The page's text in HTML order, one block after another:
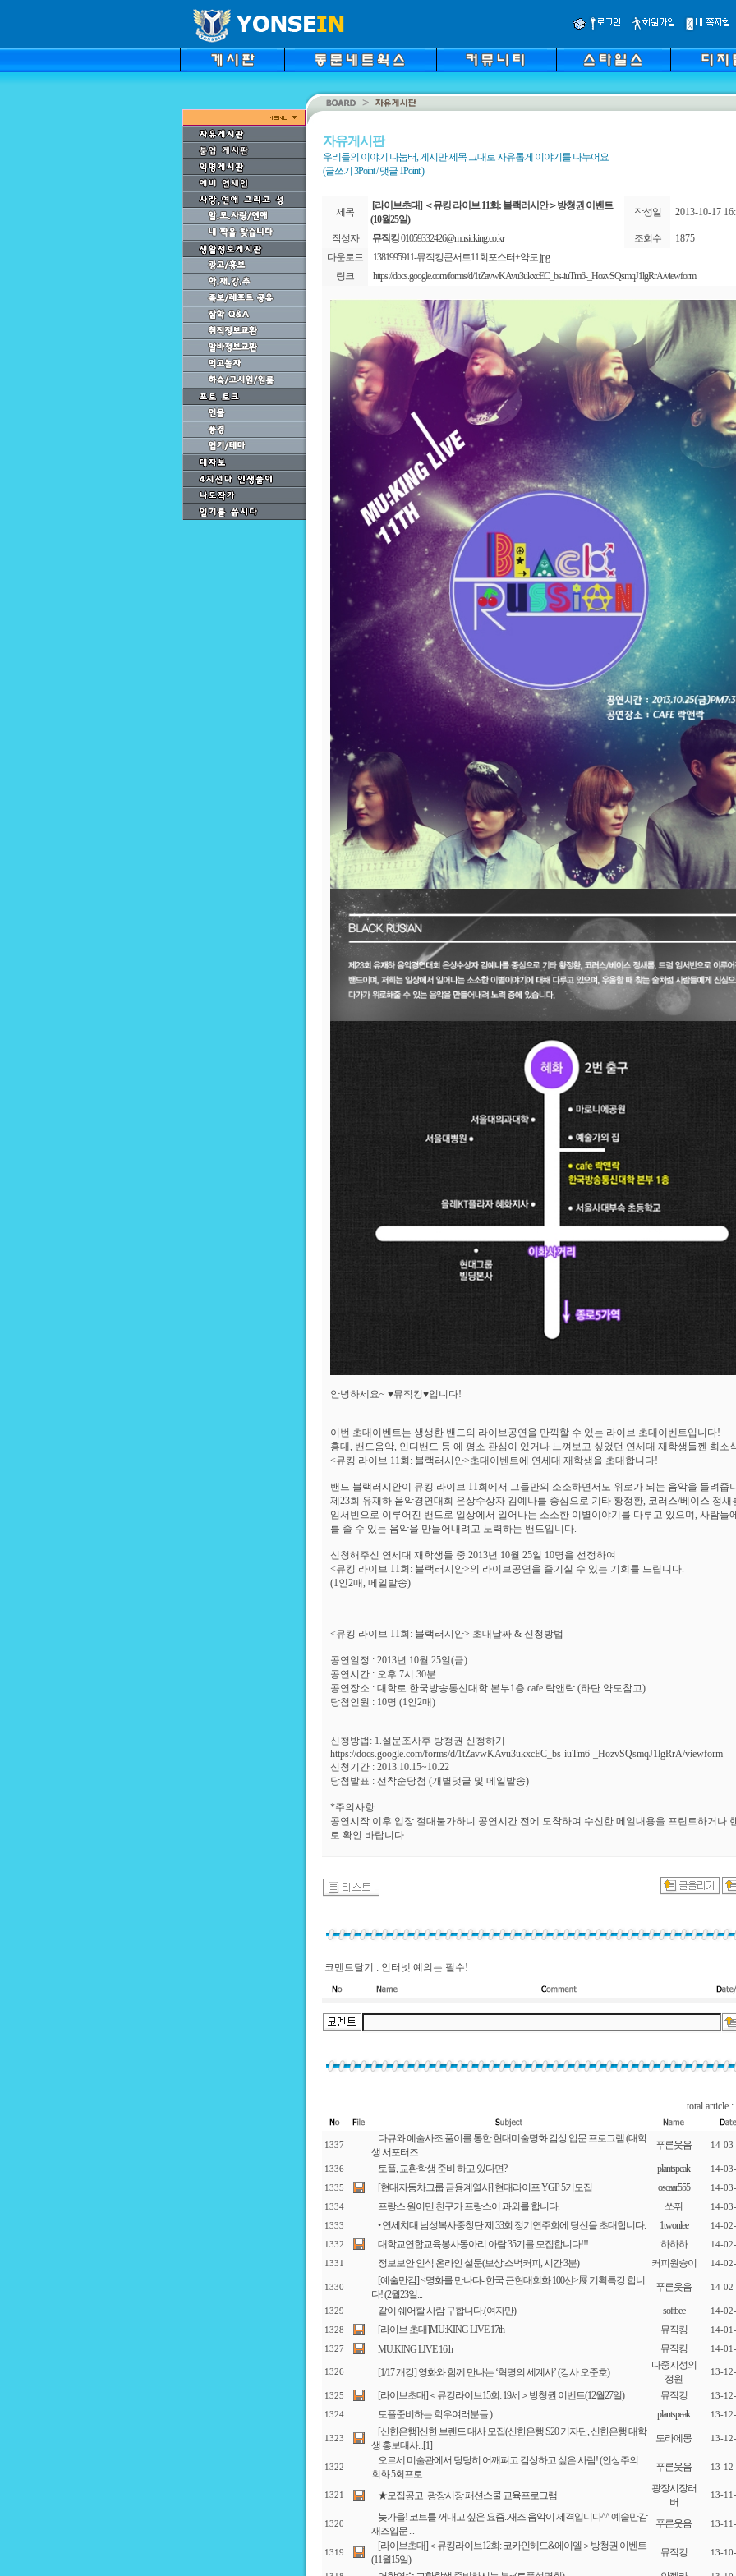
자유게시판
우리들의 이야기 나눔터, 게시만 제목 그대로 자유롭게 이야기를 나누어요
(글쓰기 3Point / 댓글 1Point )
제목
[라이브초대] ＜뮤킹 라이브 11회: 블랙러시안＞방청권 이벤트
(10월25일)
작성일 2013-10-17
작성자 뮤직킹01059332426@musicking.co.kr 조회수
1875
다운로드
1381995911-뮤직킹콘서트11회포스터+약도.jpg
링크
https://docs.google.com/forms/d/1tZavwKAvu3ukxcEC_bs-iuTm6-_HozvSQsmqJ1lgRrA/viewform
안녕하세요~ ♥뮤직킹♥입니다!
이번 초대이벤트는 생생한 밴드의 라이브공연을 만끽할 수 있는 라이브 초대이벤트입니다!
홍대, 밴드음악, 인디밴드 등 에 평소 관심이 있거나 느껴보고 싶었던 연세대 재학생들껜 희소
<뮤킹 라이브 11회: 블랙러시안>초대이벤트에 연세대 재학생을 초대합니다!
밴드 블랙러시안이 뮤킹 라이브 11회에서 그들만의 소소하면서도 위로가 되는 음악을 들려줍
제23회 유재하 음악경연대회 은상수상자 김예나를 중심으로 기타 황정환, 코러스/베이스 정새
임서빈으로 이루어진 밴드로 일상에서 일어나는 소소한 이별이야기를 다루고 있으며, 사람들
를 줄 수 있는 음악을 만들어내려고 노력하는 밴드입니다.
신청해주신 연세대 재학생들 중 2013년 10월 25일 10명을 선정하여
<뮤킹 라이브 11회: 블랙러시안>의 라이브공연을 즐기실 수 있는 기회를 드립니다.
(1인2매, 메일발송)
<뮤킹 라이브 11회: 블랙러시안> 초대날짜 & 신청방법
공연일정 : 2013년 10월 25일(금)
공연시간 : 오후 7시 30분
공연장소 : 대학로 한국방송통신대학 본부1층 cafe 락앤락 (하단 약도참고)
당첨인원 : 10명 (1인2매)
신청방법: 1.설문조사후 방청권 신청하기
https://docs.google.com/forms/d/1tZavwKAvu3ukxcEC_bs-iuTm6-_HozvSQsmqJ1lgRrA/viewform
신청기간 : 2013.10.15~10.22
당첨발표 : 선착순당첨 (개별댓글 및 메일발송)
*주의사항
공연시작 이후 입장 절대불가하니 공연시간 전에 도착하여 수신한 메일내용을 프린트하거나
로 확인 바랍니다.
코멘트달기 : 인터넷 예의는 필수!
total article :
1337
다큐와 예술사조 풀이를 통한 현대미술명화 감상 입문 프로그램 (대학
생 서포터즈 ...
푸른웃음 14-
1336 토플, 교환학생 준비 하고 있다면? plantspeak 14-
1335 [현대자동차그룹 금융계열사] 현대라이프 YGP 5기모집 oscaar555 14-
1334 프랑스 원어민 친구가 프랑스어 과외를 합니다. 쏘퓌 14-
1333 • 연세치대 남성복사중창단 제 33회 정기연주회에 당신을 초대합니다. 1twonlee 14-
1332 대학교연합교육봉사동아리 아람 35기를 모집합니다!!! 하하하 14-
1331 정보보안 인식 온라인 설문(보상:스벅커피, 시간:3분) 커피원슝이 14-
1330
[예술만감] <명화를 만나다- 한국 근현대회화 100선>展 기획특강 합니
다! (2월23일...
푸른웃음 14-
1329 같이 쉐어할 사람 구합니다.(여자만) softbee 14-
1328 [라이브 초대]MU:KING LIVE 17th 뮤직킹 14-
1327 MU:KING LIVE 16th 뮤직킹 14-
1326 [1/17 개강] 영화와 함께 만나는 ‘혁명의 세계사’ (강사 오준호)
다중지성의
정원
13-
1325 [라이브초대]＜뮤킹라이브15회: 19세＞방청권 이벤트(12월27일) 뮤직킹 13-
1324 토플준비하는 학우여러분들:) plantspeak 13-
1323
[신한은행]신한 브랜드 대사 모집(신한은행 S20 기자단, 신한은행 대학
생 홍보대사...[1]
도라에몽 13-
1322
오르세 미술관에서 당당히 어깨펴고 감상하고 싶은 사람! (인상주의
회화 5회프로...
푸른웃음 13-
1321 ★모집공고_광장시장 패션스쿨 교육프로그램
광장시장러
버
13-
1320
늦가을! 코트를 꺼내고 싶은 요즘..재즈 음악이 제격입니다^^ 예술만감
재즈입문 ...
푸른웃음 13-
1319
[라이브초대]＜뮤킹라이브12회: 코카인헤드&에이엘＞방청권 이벤트
(11월15일)
뮤직킹 13-